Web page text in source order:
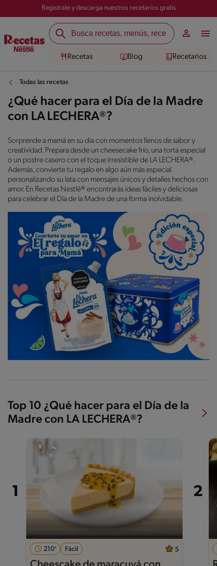
Registrate y descarga nuestros recetarios gratis
Recetas Blog Recetarios
Todas las recetas
¿Qué hacer para el Día de la Madre
con LA LECHERA®?
Sorprende a mamá en su día con momentos llenos de sabor y
creatividad. Prepara desde un cheesecake frío, una torta especial
o un postre casero con el toque irresistible de LA LECHERA®.
Además, convierte tu regalo en algo aún más especial
personalizando su lata con mensajes únicos y detalles hechos con
amor. En Recetas Nestlé® encontrarás ideas fáciles y deliciosas
para celebrar el Día de la Madre de una forma inolvidable.
Top 10 ¿Qué hacer para el Día de la
Madre con LA LECHERA®?
210' Fácil 5